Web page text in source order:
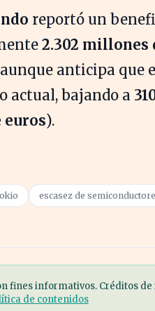
reportó un
2.302 millones
anticipa que
actual, bajando a
euros).
escasez de
fines informativos. Créditos
de contenidos